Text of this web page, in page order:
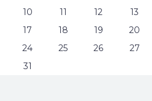
10
11 12 13
17
18 19 20
24
25 26 27
31